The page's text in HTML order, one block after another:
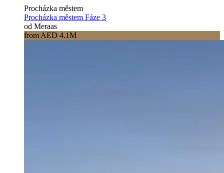
Procházka městem
Procházka městem Fáze 3
od Meraas
from AED 4.1M